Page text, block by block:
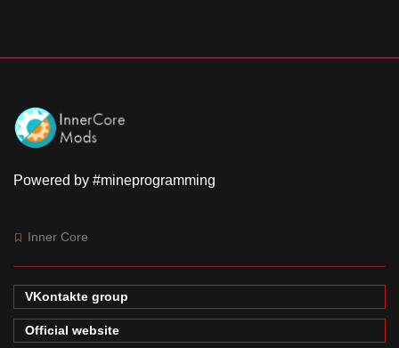
Powered by #mineprogramming
Inner Core
VKontakte group
Official website